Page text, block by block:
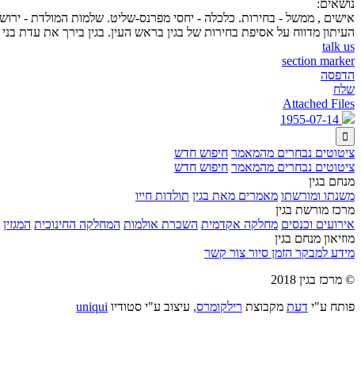
נושאים:
אישים , ממשל - בחירות. כלכלה - יחסי מפרנס-שליט. שלמות המולדת -
העיתון מדווח על אסיפת בחירות של בגין בראש העין. בגין בירך את
talk us
section marker
הדפסה
שלח
Attached Files

ציטוטים נבחרים מהמאמר חיפוש חדש
ציטוטים נבחרים מהמאמר חיפוש חדש
מנחם בגין
משנתו ומורשתו מאמרים מאת בגין תולדות חייו
מרכז מורשת בגין
אירועים וכנסים מחלקה אקדמית השכרת אולמות המחלקה החינוכית המגזין
מוזיאון מנחם בגין
מידע למבקר הזמן סיור צור קשר
© מרכז בגין 2018
פותח ע"י דעת מקבוצת רילקומרס, עיצוב ע"י סטודיו uniqui